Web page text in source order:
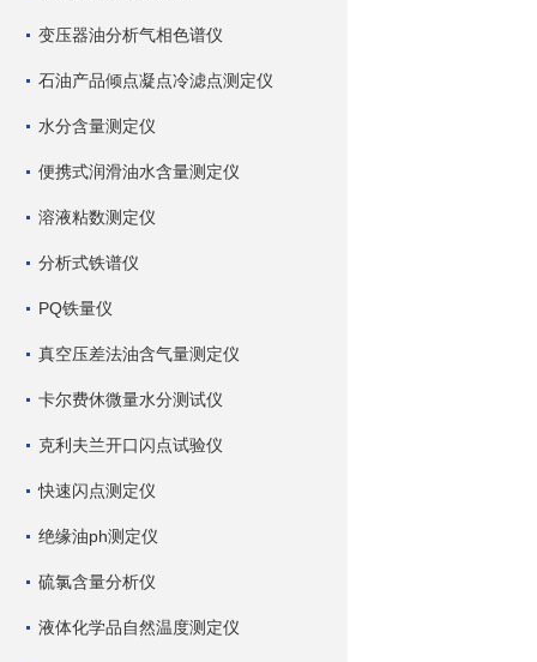
变压器油分析气相色谱仪
石油产品倾点凝点冷滤点测定仪
水分含量测定仪
便携式润滑油水含量测定仪
溶液粘数测定仪
分析式铁谱仪
PQ铁量仪
真空压差法油含气量测定仪
卡尔费休微量水分测试仪
克利夫兰开口闪点试验仪
快速闪点测定仪
绝缘油ph测定仪
硫氯含量分析仪
液体化学品自然温度测定仪